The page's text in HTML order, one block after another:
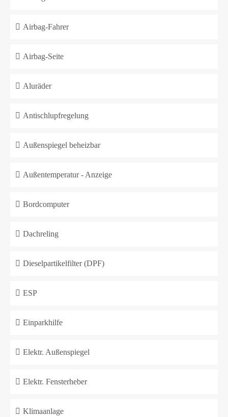
Airbag-Fahrer
Airbag-Seite
Aluräder
Antischlupfregelung
Außenspiegel beheizbar
Außentemperatur - Anzeige
Bordcomputer
Dachreling
Dieselpartikelfilter (DPF)
ESP
Einparkhilfe
Elektr. Außenspiegel
Elektr. Fensterheber
Klimaanlage